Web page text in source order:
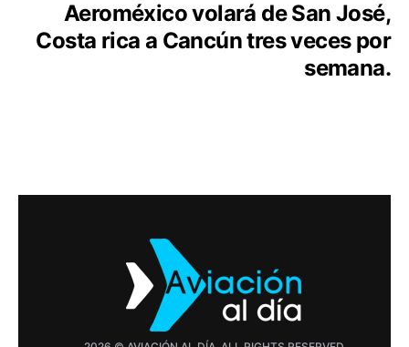
Aeroméxico volará de San José,
Costa rica a Cancún tres veces por
semana.